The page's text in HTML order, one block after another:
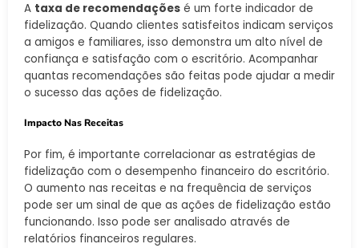
A taxa de recomendações é um forte indicador de
fidelização. Quando clientes satisfeitos indicam serviços
a amigos e familiares, isso demonstra um alto nível de
confiança e satisfação com o escritório. Acompanhar
quantas recomendações são feitas pode ajudar a medir
o sucesso das ações de fidelização.
Impacto Nas Receitas
Por fim, é importante correlacionar as estratégias de
fidelização com o desempenho financeiro do escritório.
O aumento nas receitas e na frequência de serviços
pode ser um sinal de que as ações de fidelização estão
funcionando. Isso pode ser analisado através de
relatórios financeiros regulares.